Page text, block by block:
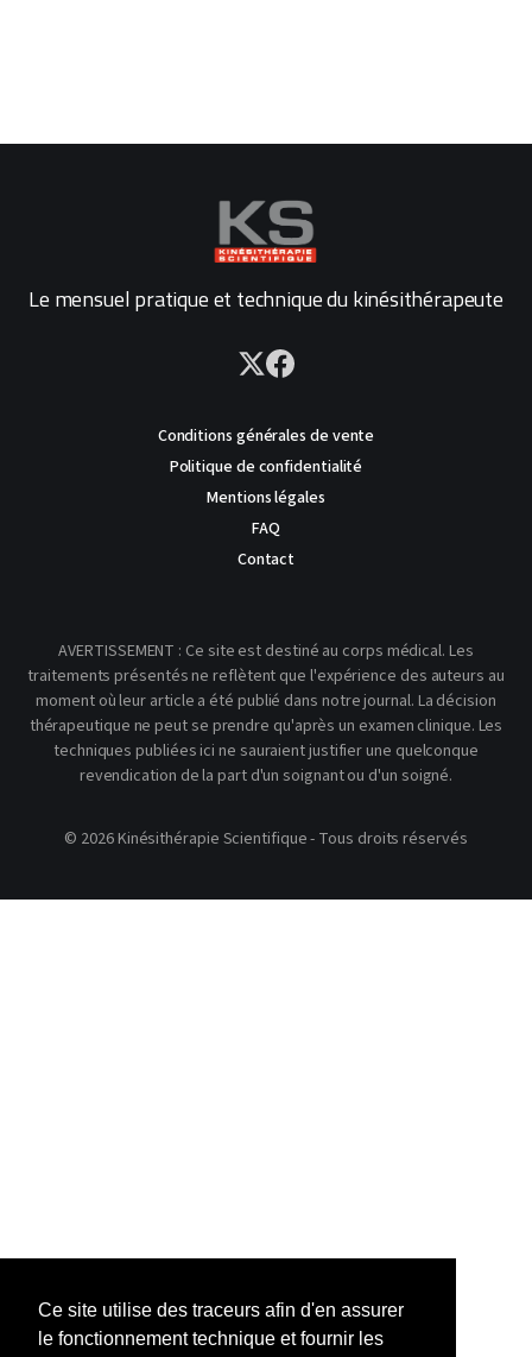
Ce site utilise des traceurs afin d'en assurer
le fonctionnement technique et fournir les
Le mensuel pratique et technique du kinésithérapeute
Conditions générales de vente
Politique de confidentialité
Mentions légales
FAQ
Contact
AVERTISSEMENT : Ce site est destiné au corps médical. Les
traitements présentés ne reflètent que l'expérience des auteurs au
moment où leur article a été publié dans notre journal. La décision
thérapeutique ne peut se prendre qu'après un examen clinique. Les
techniques publiées ici ne sauraient justifier une quelconque
revendication de la part d'un soignant ou d'un soigné.
© 2026 Kinésithérapie Scientifique - Tous droits réservés